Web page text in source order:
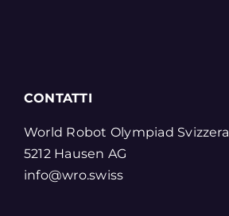
CONTATTI
World Robot Olympiad Svizzera
5212 Hausen AG
info@wro.swiss